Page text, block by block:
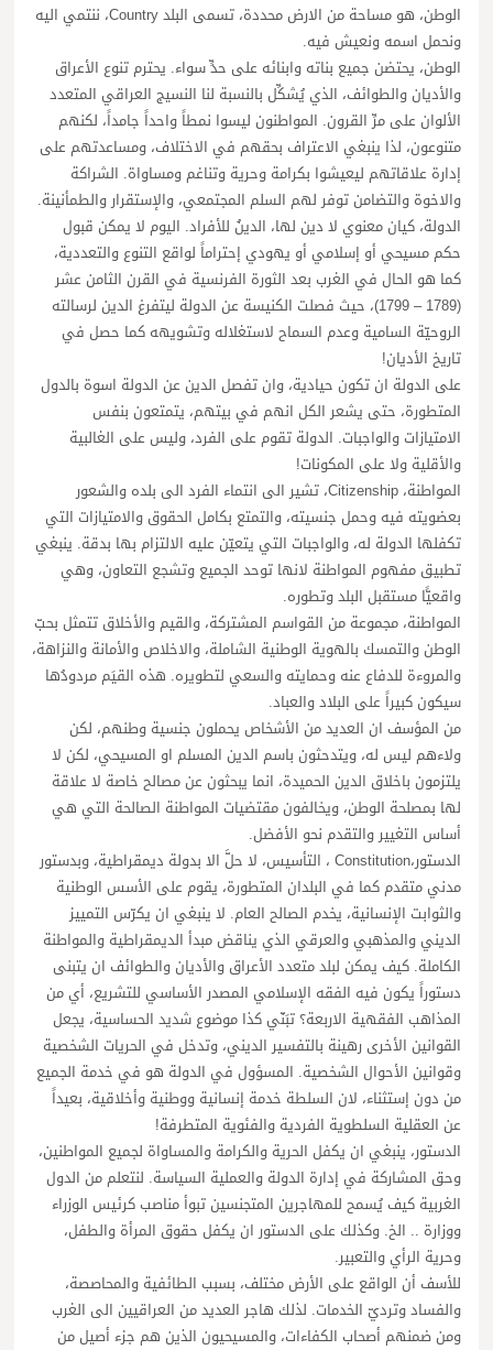
الوطن، هو مساحة من الارض محددة، تسمى البلد Country، ننتمي اليه
ونحمل اسمه ونعيش فيه.
الوطن، يحتضن جميع بناته وابنائه على حدٍّ سواء. يحترم تنوع الأعراق
والأديان والطوائف، الذي يُشكِّل بالنسبة لنا النسيج العراقي المتعدد
الألوان على مرِّ القرون. المواطنون ليسوا نمطاً واحداً جامداً، لكنهم
متنوعون، لذا ينبغي الاعتراف بحقهم في الاختلاف، ومساعدتهم على
إدارة علاقاتهم ليعيشوا بكرامة وحرية وتناغم ومساواة. الشراكة
والاخوة والتضامن توفر لهم السلم المجتمعي، والإستقرار والطمأنينة.
الدولة، كيان معنوي لا دين لها، الدينُ للأفراد. اليوم لا يمكن قبول
حكم مسيحي أو إسلامي أو يهودي إحتراماً لواقع التنوع والتعددية،
كما هو الحال في الغرب بعد الثورة الفرنسية في القرن الثامن عشر
(1789 – 1799)، حيث فصلت الكنيسة عن الدولة ليتفرغ الدين لرسالته
الروحيّة السامية وعدم السماح لاستغلاله وتشويهه كما حصل في
تاريخ الأديان!
على الدولة ان تكون حيادية، وان تفصل الدين عن الدولة اسوة بالدول
المتطورة، حتى يشعر الكل انهم في بيتهم، يتمتعون بنفس
الامتيازات والواجبات. الدولة تقوم على الفرد، وليس على الغالبية
والأقلية ولا على المكونات!
المواطنة، Citizenship، تشير الى انتماء الفرد الى بلده والشعور
بعضويته فيه وحمل جنسيته، والتمتع بكامل الحقوق والامتيازات التي
تكفلها الدولة له، والواجبات التي يتعيّن عليه الالتزام بها بدقة. ينبغي
تطبيق مفهوم المواطنة لانها توحد الجميع وتشجع التعاون، وهي
واقعيًّا مستقبل البلد وتطوره.
المواطنة، مجموعة من القواسم المشتركة، والقيم والأخلاق تتمثل بحبّ
الوطن والتمسك بالهوية الوطنية الشاملة، والاخلاص والأمانة والنزاهة،
والمروءة للدفاع عنه وحمايته والسعي لتطويره. هذه القيَم مردودُها
سيكون كبيراً على البلاد والعباد.
من المؤسف ان العديد من الأشخاص يحملون جنسية وطنهم، لكن
ولاءهم ليس له، ويتدحثون باسم الدين المسلم او المسيحي، لكن لا
يلتزمون باخلاق الدين الحميدة، انما يبحثون عن مصالح خاصة لا علاقة
لها بمصلحة الوطن، ويخالفون مقتضيات المواطنة الصالحة التي هي
أساس التغيير والتقدم نحو الأفضل.
الدستور،Constitution ، التأسيس، لا حلَّ الا بدولة ديمقراطية، وبدستور
مدني متقدم كما في البلدان المتطورة، يقوم على الأسس الوطنية
والثوابت الإنسانية، يخدم الصالح العام. لا ينبغي ان يكرّس التمييز
الديني والمذهبي والعرقي الذي يناقض مبدأ الديمقراطية والمواطنة
الكاملة. كيف يمكن لبلد متعدد الأعراق والأديان والطوائف ان يتبنى
دستوراً يكون فيه الفقه الإسلامي المصدر الأساسي للتشريع، أي من
المذاهب الفقهية الاربعة؟ تبَنّي كذا موضوع شديد الحساسية، يجعل
القوانين الأخرى رهينة بالتفسير الديني، وتدخل في الحريات الشخصية
وقوانين الأحوال الشخصية. المسؤول في الدولة هو في خدمة الجميع
من دون إستثناء، لان السلطة خدمة إنسانية ووطنية وأخلاقية، بعيداً
عن العقلية السلطوية الفردية والفئوية المتطرفة!
الدستور، ينبغي ان يكفل الحرية والكرامة والمساواة لجميع المواطنين،
وحق المشاركة في إدارة الدولة والعملية السياسة. لنتعلم من الدول
الغربية كيف يُسمح للمهاجرين المتجنسين تبوأ مناصب كرئيس الوزراء
ووزارة .. الخ. وكذلك على الدستور ان يكفل حقوق المرأة والطفل،
وحرية الرأي والتعبير.
للأسف أن الواقع على الأرض مختلف، بسبب الطائفية والمحاصصة،
والفساد وترديّ الخدمات. لذلك هاجر العديد من العراقيين الى الغرب
ومن ضمنهم أصحاب الكفاءات، والمسيحيون الذين هم جزء أصيل من